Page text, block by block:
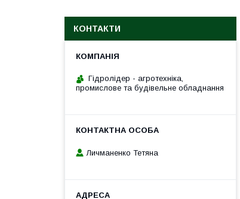
КОНТАКТИ
Гідролідер - агротехніка,
промислове та будівельне обладнання
Личманенко Тетяна